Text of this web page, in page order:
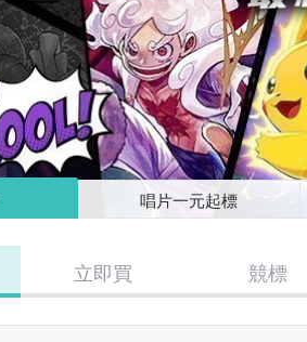
唱片一元起標
立即買 競標